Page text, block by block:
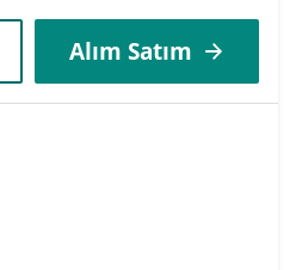
Alım Satım